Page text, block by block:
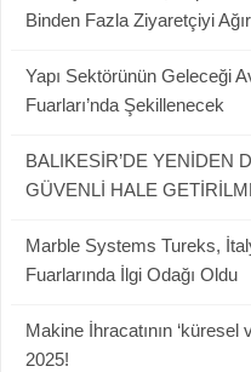
Binden Fazla Ziyaretçiyi
Yapı Sektörünün Geleceği
Fuarları’nda Şekillenecek
BALIKESİR’DE YENİDEN
GÜVENLİ HALE
Marble Systems Tureks,
Fuarlarında İlgi Odağı Oldu
Makine İhracatının ‘küresel
2025!